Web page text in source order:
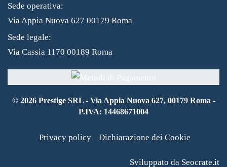
Sede operativa:
Via Appia Nuova 627 00179 Roma
Sede legale:
Via Cassia 1170 00189 Roma
© 2026Prestige SRL - Via Appia Nuova 627, 00179 Roma -
P.IVA: 14468671004
Privacy policy Dichiarazione dei Cookie
Sviluppato da Seocrate.it